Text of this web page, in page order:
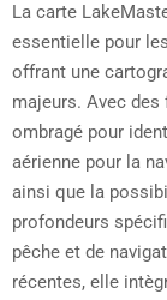
La carte
essentielle pour
offrant une
majeurs. Avec
ombragé pour
aérienne pour la
ainsi que la
profondeurs
pêche et de
récentes, elle